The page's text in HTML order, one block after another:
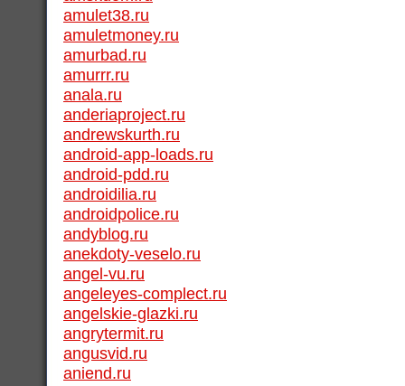
amulet38.ru
amuletmoney.ru
amurbad.ru
amurrr.ru
anala.ru
anderiaproject.ru
andrewskurth.ru
android-app-loads.ru
android-pdd.ru
androidilia.ru
androidpolice.ru
andyblog.ru
anekdoty-veselo.ru
angel-vu.ru
angeleyes-complect.ru
angelskie-glazki.ru
angrytermit.ru
angusvid.ru
aniend.ru